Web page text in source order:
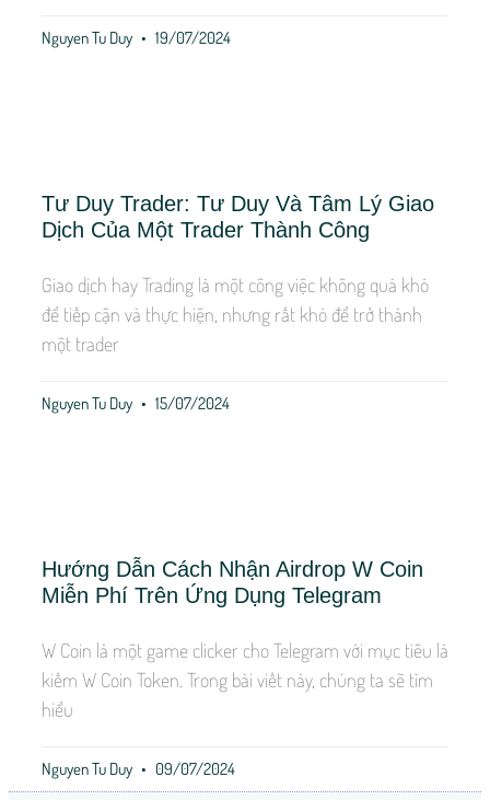
Nguyen Tu Duy 19/07/2024
Tư Duy Trader: Tư Duy Và Tâm Lý Giao
Dịch Của Một Trader Thành Công
Giao dịch hay Trading là một công việc không quá khó
để tiếp cận và thực hiện, nhưng rất khó để trở thành
một trader
Nguyen Tu Duy 15/07/2024
Hướng Dẫn Cách Nhận Airdrop W Coin
Miễn Phí Trên Ứng Dụng Telegram
W Coin là một game clicker cho Telegram với mục tiêu là
kiếm W Coin Token. Trong bài viết này, chúng ta sẽ tìm
hiểu
Nguyen Tu Duy 09/07/2024